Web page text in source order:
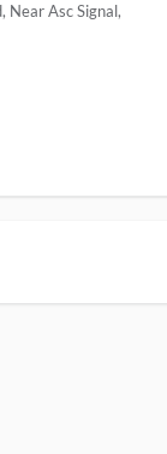
Asc Signal,